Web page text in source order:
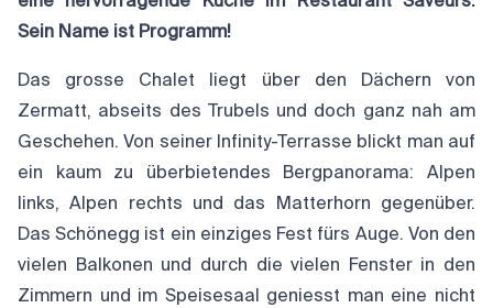
Sein Name ist Programm!
Das grosse Chalet liegt über den Dächern von
Zermatt, abseits des Trubels und doch ganz nah am
Geschehen. Von seiner Infinity-Terrasse blickt man auf
ein kaum zu überbietendes Bergpanorama: Alpen
links, Alpen rechts und das Matterhorn gegenüber.
Das Schönegg ist ein einziges Fest fürs Auge. Von den
vielen Balkonen und durch die vielen Fenster in den
Zimmern und im Speisesaal geniesst man eine nicht